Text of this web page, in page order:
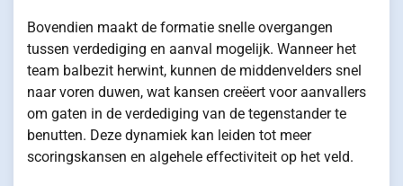
Bovendien maakt de formatie snelle overgangen
tussen verdediging en aanval mogelijk. Wanneer het
team balbezit herwint, kunnen de middenvelders snel
naar voren duwen, wat kansen creëert voor aanvallers
om gaten in de verdediging van de tegenstander te
benutten. Deze dynamiek kan leiden tot meer
scoringskansen en algehele effectiviteit op het veld.